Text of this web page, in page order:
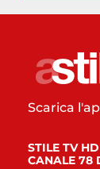
Scarica
STILE TV
CANALE 78